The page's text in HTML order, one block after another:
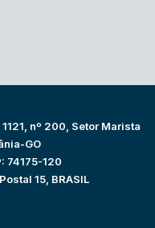
1121, nº 200, Setor Marista
GO
74175-120
15, BRASIL